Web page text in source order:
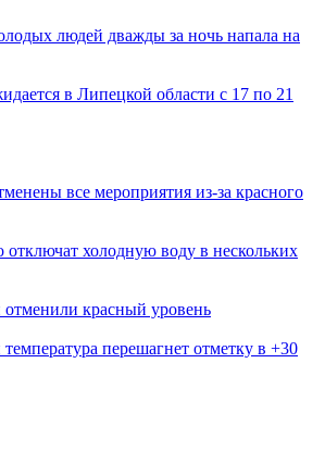
людей дважды за ночь напала на
в Липецкой области с 17 по 21
все мероприятия из-за красного
холодную воду в нескольких
красный уровень
перешагнет отметку в +30